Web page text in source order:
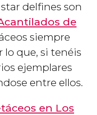
delfines son
de
siempre
lo que, si tenéis
ejemplares
entre ellos.
en Los